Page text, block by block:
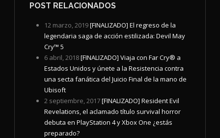
POST RELACIONADOS
12 marzo, 2019[FINALIZADO] El regreso de la
legendaria saga de acción estilizada: Devil May
Cry™ 5
6 abril, 2018[FINALIZADO] Viaja con Far Cry® a
Estados Unidos y únete a la Resistencia contra
una secta fanática del Juicio Final de la mano de
Ubisoft
2 septiembre, 2017[FINALIZADO] Resident Evil
Revelations, el aclamado título survival horror
debuta en PlayStation 4 y Xbox One ¿estás
preparado?